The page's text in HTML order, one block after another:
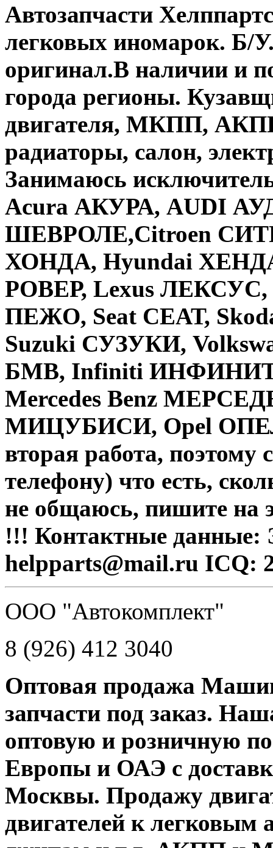
Автозапчасти
легковых иномарок. Б/
оригинал.В наличии и
города регионы.
двигателя, МКПП,
радиаторы, салон,
Занимаюсь
Acura АКУРА, AUDI
ШЕВРОЛЕ,Citroen
ХОНДА, Hyundai
РОВЕР, Lexus ЛЕКСУС,
ПЕЖО, Seat СЕАТ,
Suzuki СУЗУКИ,
БМВ, Infiniti
Mercedes Benz
МИЦУБИСИ, Opel
вторая работа, поэтому
телефону) что есть,
не общаюсь, пишите на
!!! Контактные данные:
helpparts@mail.ru ICQ:
ООО "Автокомплект"
8 (926) 412 3040
Оптовая продажа
запчасти под заказ.
оптовую и розничную
Европы и ОАЭ с
Москвы. Продажу
двигателей к легковым